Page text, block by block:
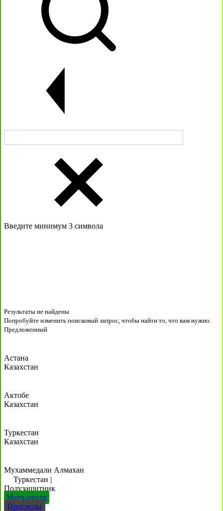
Введите минимум 3 символа
Результаты не найдены
Попробуйте изменить поисковый запрос, чтобы найти то, что вам нужно.
Предложенный
Астана
Казахстан
Актобе
Казахстан
Туркестан
Казахстан
Мухаммедали Алмахан
Туркестан |
Полузащитник
Матч-центр
Прогнозы